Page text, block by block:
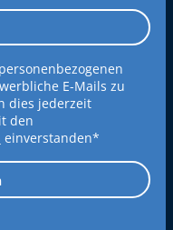
E-Mails zu
dies jederzeit
den
einverstanden*